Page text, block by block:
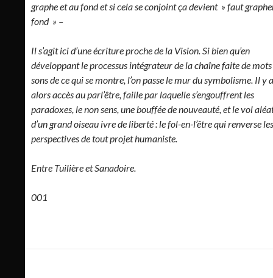
graphe et au fond et si cela se conjoint ça devient » faut
fond » –
Il s’agit ici d’une écriture proche de la Vision. Si bien qu’en
développant le processus intégrateur de la chaîne faite de mots
sons de ce qui se montre, l’on passe le mur du symbolisme. Il y a
alors accès au parl’être, faille par laquelle s’engouffrent les
paradoxes, le non sens, une bouffée de nouveauté, et le vol
d’un grand oiseau ivre de liberté : le fol-en-l’être qui renverse les
perspectives de tout projet humaniste.
Entre Tuilière et Sanadoire.
001